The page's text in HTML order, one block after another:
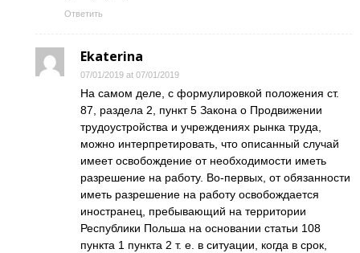
Ответить
Ekaterina
07/01/2019 at 07/01/2019
На самом деле, с формулировкой положения ст.
87, раздела 2, пункт 5 Закона о Продвижении
трудоустройства и учреждениях рынка труда,
можно интерпретировать, что описанный случай
имеет освобождение от необходимости иметь
разрешение на работу. Во-первых, от обязанности
иметь разрешение на работу освобождается
иностранец, пребывающий на территории
Республики Польша на основании статьи 108
пункта 1 пункта 2 т. е. в ситуации, когда в срок,